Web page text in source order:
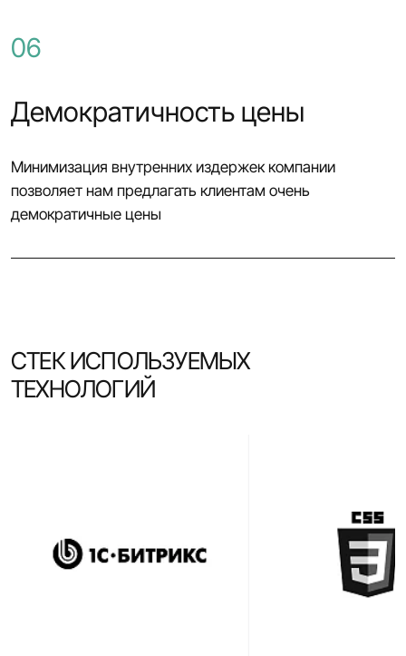
06
Демократичность цены
Минимизация внутренних издержек компании
позволяет нам предлагать клиентам очень
демократичные цены
СТЕК ИСПОЛЬЗУЕМЫХ
ТЕХНОЛОГИЙ